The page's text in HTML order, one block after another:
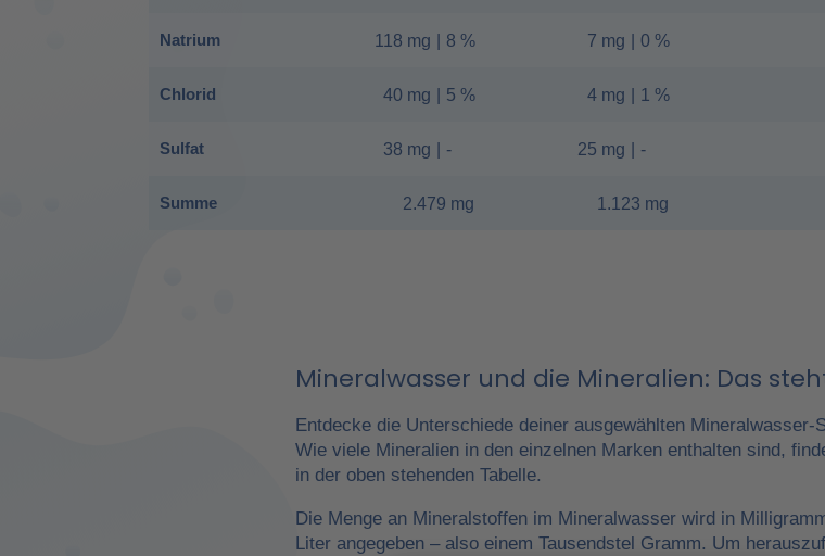
Natrium
Chlorid
Sulfat
Summe
118 mg 8 %
40 mg 5 %
38 mg -
2.479 mg
7 mg 0 %
4 mg 1 %
25 mg -
1.123 mg
Mineralwasser und die Mineralien: Das
Entdecke die Unterschiede deiner ausgewählten Mineralwasser-
Wie viele Mineralien in den einzelnen Marken enthalten sind,
in der oben stehenden Tabelle.
Die Menge an Mineralstoffen im Mineralwasser wird in
Liter angegeben – also einem Tausendstel Gramm. Um